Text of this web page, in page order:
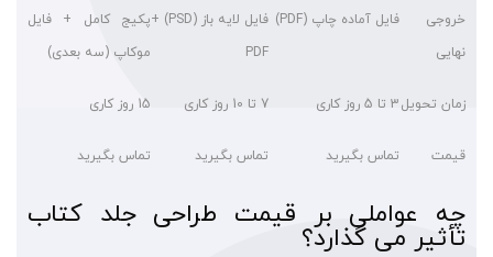
خروجی
نهایی
فایل آماده چاپ (PDF)
فایل لایه باز (PSD) +
PDF
پکیج کامل + فایل
موکاپ (سه بعدی)
زمان تحویل3 تا 5 روز کاری 7 تا 10 روز کاری 15 روز کاری
قیمت تماس بگیرید تماس بگیرید تماس بگیرید
چه عواملی بر قیمت طراحی جلد کتاب
تأثیر می گذارد؟